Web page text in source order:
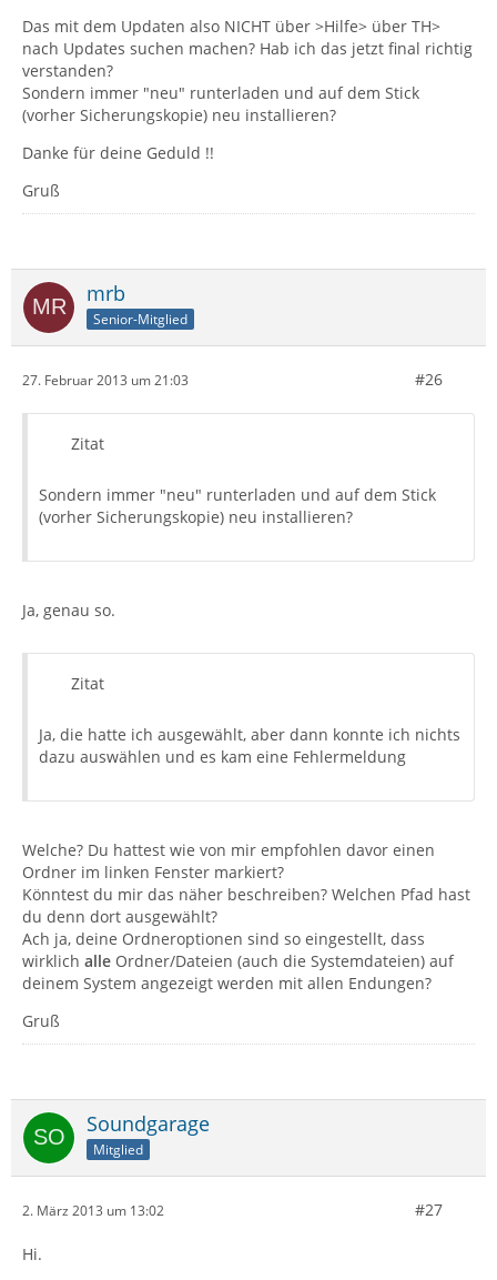
Das mit dem Updaten also NICHT über >Hilfe> über TH>
nach Updates suchen machen? Hab ich das jetzt final richtig
verstanden?
Sondern immer "neu" runterladen und auf dem Stick
(vorher Sicherungskopie) neu installieren?
Danke für deine Geduld !!
Gruß
mrb
Senior-Mitglied
27. Februar 2013 um 21:03 #26
Zitat
Sondern immer "neu" runterladen und auf dem Stick
(vorher Sicherungskopie) neu installieren?
Ja, genau so.
Zitat
Ja, die hatte ich ausgewählt, aber dann konnte ich nichts
dazu auswählen und es kam eine Fehlermeldung
Welche? Du hattest wie von mir empfohlen davor einen
Ordner im linken Fenster markiert?
Könntest du mir das näher beschreiben? Welchen Pfad hast
du denn dort ausgewählt?
Ach ja, deine Ordneroptionen sind so eingestellt, dass
wirklich alle Ordner/Dateien (auch die Systemdateien) auf
deinem System angezeigt werden mit allen Endungen?
Gruß
Soundgarage
Mitglied
2. März 2013 um 13:02 #27
Hi.